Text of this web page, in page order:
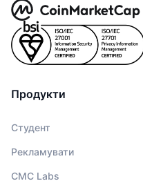
Продукти
Студент
Рекламувати
CMC Labs